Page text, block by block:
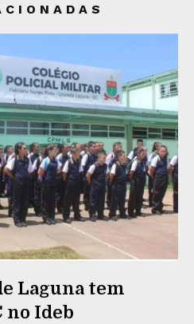
Laguna tem
no Ideb